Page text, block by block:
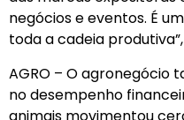
negócios e eventos. É
toda a cadeia
AGRO – O
no desempenho
animais movimentou